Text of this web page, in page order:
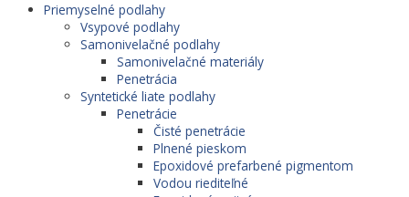
Priemyselné podlahy
Vsypové podlahy
Samonivelačné podlahy
Samonivelačné materiály
Penetrácia
Syntetické liate podlahy
Penetrácie
Čisté penetrácie
Plnené pieskom
Epoxidové prefarbené pigmentom
Vodou riediteľné